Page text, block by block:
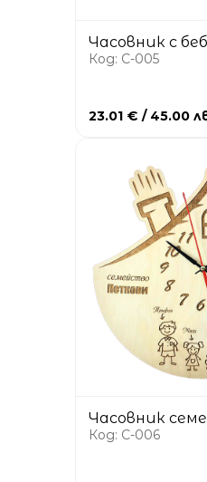
Часовник с
Код: C-005
23.01 € / 45.00
Часовник
Код: C-006